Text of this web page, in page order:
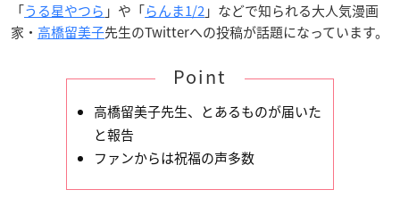
「うる星やつら 」や「らんま1/2」などで知られる大人気漫画
家・ 高橋留美子先生のTwitterへの投稿が話題になっています。
Point
高橋留美子先生、とあるものが届いた
と報告
ファンからは祝福の声多数